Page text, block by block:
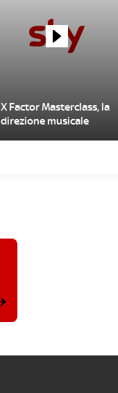
X Factor Masterclass, la
direzione musicale